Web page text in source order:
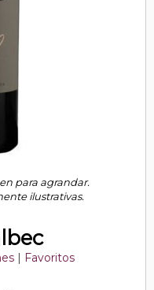
para agrandar.
ilustrativas.
| Favoritos